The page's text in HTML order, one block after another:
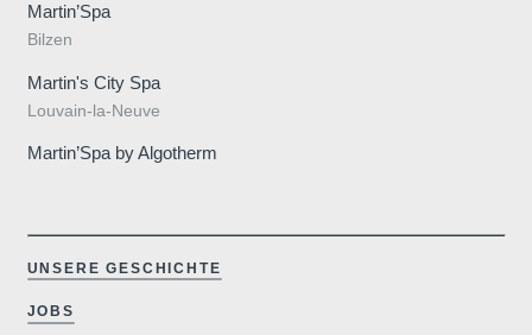
Martin’Spa
Bilzen
Martin's City Spa
Louvain-la-Neuve
Martin’Spa by Algotherm
UNSERE GESCHICHTE
JOBS